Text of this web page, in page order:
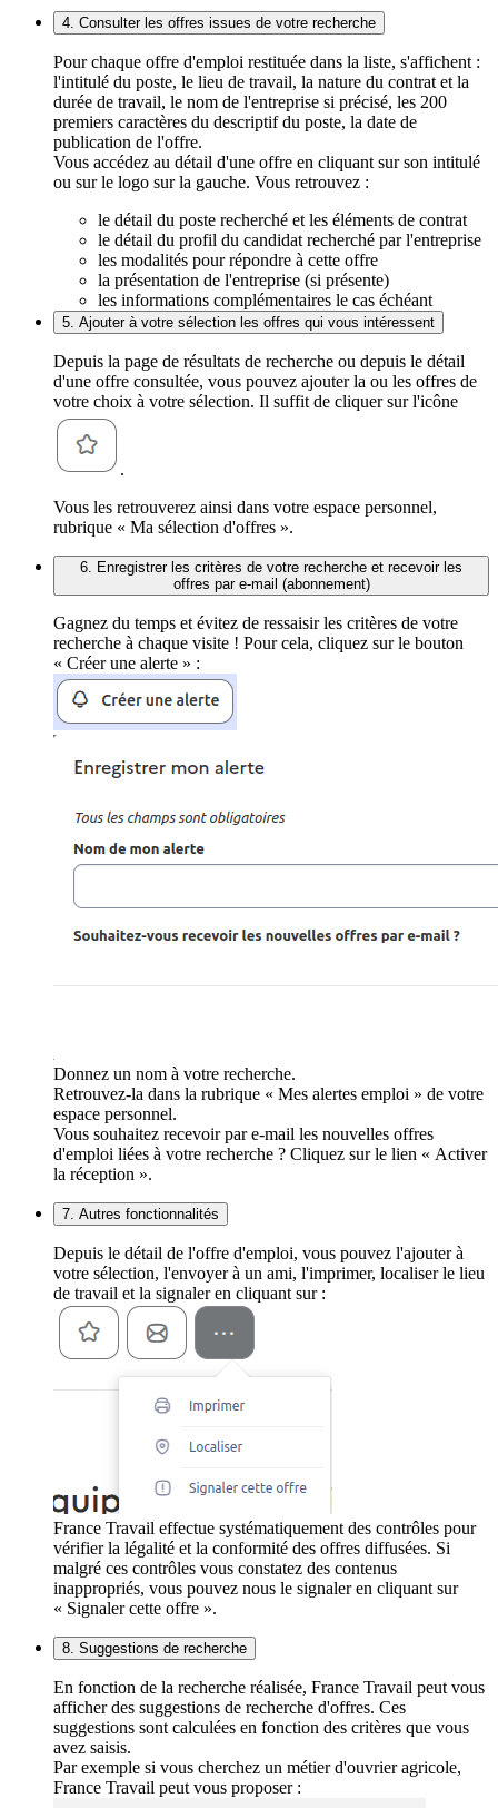
4. Consulter les offres issues de votre recherche
Pour chaque offre d'emploi restituée dans la liste, s'affichent :
l'intitulé du poste, le lieu de travail, la nature du contrat et la
durée de travail, le nom de l'entreprise si précisé, les 200
premiers caractères du descriptif du poste, la date de
publication de l'offre.
Vous accédez au détail d'une offre en cliquant sur son intitulé
ou sur le logo sur la gauche. Vous retrouvez :
le détail du poste recherché et les éléments de contrat
le détail du profil du candidat recherché par l'entreprise
les modalités pour répondre à cette offre
la présentation de l'entreprise (si présente)
les informations complémentaires le cas échéant
5. Ajouter à votre sélection les offres qui vous intéressent
Depuis la page de résultats de recherche ou depuis le détail
d'une offre consultée, vous pouvez ajouter la ou les offres de
votre choix à votre sélection. Il suffit de cliquer sur l'icône
.
Vous les retrouverez ainsi dans votre espace personnel,
rubrique « Ma sélection d'offres ».
6. Enregistrer les critères de votre recherche et recevoir les
offres par e-mail (abonnement)
Gagnez du temps et évitez de ressaisir les critères de votre
recherche à chaque visite ! Pour cela, cliquez sur le bouton
« Créer une alerte » :
Donnez un nom à votre recherche.
Retrouvez-la dans la rubrique « Mes alertes emploi » de votre
espace personnel.
Vous souhaitez recevoir par e-mail les nouvelles offres
d'emploi liées à votre recherche ? Cliquez sur le lien « Activer
la réception ».
7. Autres fonctionnalités
Depuis le détail de l'offre d'emploi, vous pouvez l'ajouter à
votre sélection, l'envoyer à un ami, l'imprimer, localiser le lieu
de travail et la signaler en cliquant sur :
France Travail effectue systématiquement des contrôles pour
vérifier la légalité et la conformité des offres diffusées. Si
malgré ces contrôles vous constatez des contenus
inappropriés, vous pouvez nous le signaler en cliquant sur
« Signaler cette offre ».
8. Suggestions de recherche
En fonction de la recherche réalisée, France Travail peut vous
afficher des suggestions de recherche d'offres. Ces
suggestions sont calculées en fonction des critères que vous
avez saisis.
Par exemple si vous cherchez un métier d'ouvrier agricole,
France Travail peut vous proposer :